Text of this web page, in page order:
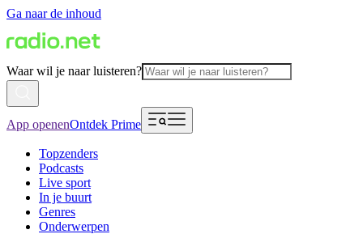
Ga naar de inhoud
Waar wil je naar luisteren?
App openenOntdek Prime
Topzenders
Podcasts
Live sport
In je buurt
Genres
Onderwerpen